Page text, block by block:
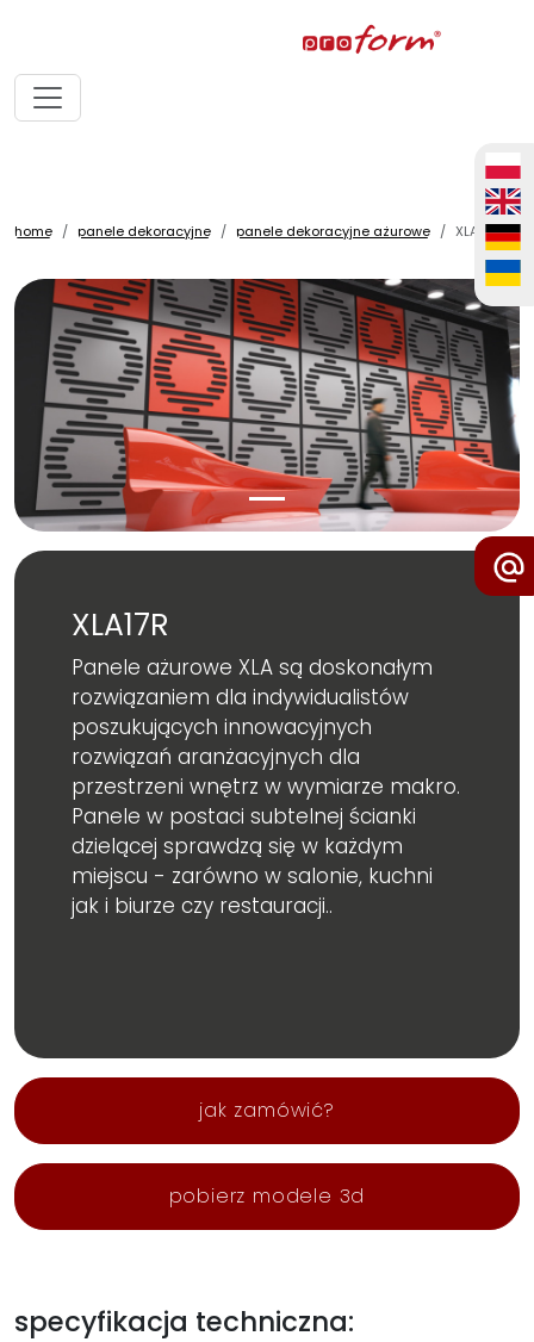
home panele dekoracyjne panele dekoracyjne ażurowe XLA17R
XLA17R
Panele ażurowe XLA są doskonałym
rozwiązaniem dla indywidualistów
poszukujących innowacyjnych
rozwiązań aranżacyjnych dla
przestrzeni wnętrz w wymiarze makro.
Panele w postaci subtelnej ścianki
dzielącej sprawdzą się w każdym
miejscu - zarówno w salonie, kuchni
jak i biurze czy restauracji..
jak zamówić?
pobierz modele 3d
specyfikacja techniczna: